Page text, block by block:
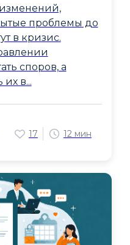
проблемы до
в кризис.
споров, а
в...
17 12 мин